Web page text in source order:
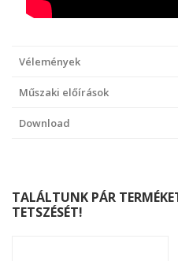
Vélemények
Műszaki előírások
Download
TALÁLTUNK PÁR
TETSZÉSÉT!